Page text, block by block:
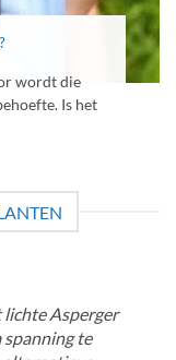
wordt die
Is het
Asperger
spanning te